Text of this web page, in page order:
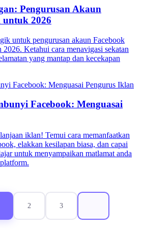
Pengurusan Akaun
untuk 2026
untuk pengurusan akaun Facebook
2026. Ketahui cara menavigasi sekatan
yang mantap dan kecekapan
Facebook: Menguasai
iklan! Temui cara memanfaatkan
elakkan kesilapan biasa, dan capai
untuk menyampaikan matlamat anda
2 3